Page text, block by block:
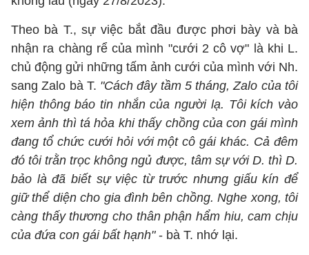
Theo bà T., sự việc bắt đầu được phơi bày và bà
nhận ra chàng rể của mình "cưới 2 cô vợ" là khi L.
chủ động gửi những tấm ảnh cưới của mình với Nh.
sang Zalo bà T. "Cách đây tầm 5 tháng, Zalo của tôi
hiện thông báo tin nhắn của người lạ. Tôi kích vào
xem ảnh thì tá hỏa khi thấy chồng của con gái mình
đang tổ chức cưới hỏi với một cô gái khác. Cả đêm
đó tôi trằn trọc không ngủ được, tâm sự với D. thì D.
bảo là đã biết sự việc từ trước nhưng giấu kín để
giữ thể diện cho gia đình bên chồng. Nghe xong, tôi
càng thấy thương cho thân phận hẩm hiu, cam chịu
của đứa con gái bất hạnh"- bà T. nhớ lại.